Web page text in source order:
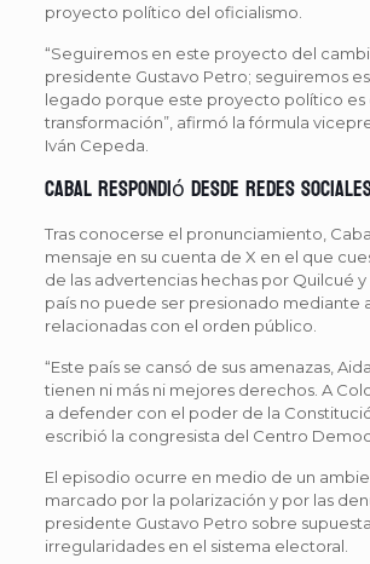
proyecto político del oficialismo.
“Seguiremos en este proyecto del
presidente Gustavo Petro; seguiremos
legado porque este proyecto político es
transformación”, afirmó la fórmula
Iván Cepeda.
Cabal respondió desde redes
Tras conocerse el pronunciamiento,
mensaje en su cuenta de X en el que
de las advertencias hechas por Quilcué
país no puede ser presionado mediante
relacionadas con el orden público.
“Este país se cansó de sus amenazas,
tienen ni más ni mejores derechos. A
a defender con el poder de la
escribió la congresista del Centro
El episodio ocurre en medio de un
marcado por la polarización y por las
presidente Gustavo Petro sobre
irregularidades en el sistema electoral.